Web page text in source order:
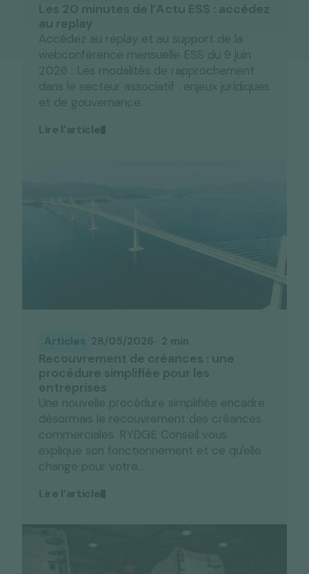
Les 20 minutes de l’Actu ESS : accédez
au replay
Accédez au replay et au support de la
webconférence mensuelle ESS du 9 juin
2026 : Les modalités de rapprochement
dans le secteur associatif : enjeux juridiques
et de gouvernance
Lire l'article
Articles 28/05/2026 2 min
Recouvrement de créances : une
procédure simplifiée pour les
entreprises
Une nouvelle procédure simplifiée encadre
désormais le recouvrement des créances
commerciales. RYDGE Conseil vous
explique son fonctionnement et ce qu'elle
change pour votre...
Lire l'article